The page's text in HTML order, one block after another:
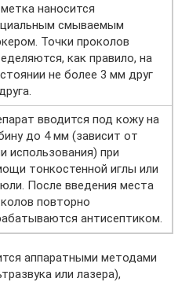
наносится
смываемым
Точки проколов
как правило, на
не более 3 мм друг
вводится под кожу на
до 4 мм (зависит от
использования) при
тонкостенной иглы или
После введения места
повторно
антисептиком.
аппаратными методами
или лазера),